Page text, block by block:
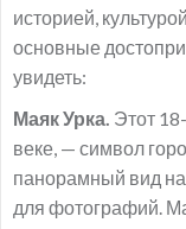
историей,
основные
увидеть:
Маяк Урка. Этот
веке, — символ
панорамный вид
для фотографий.